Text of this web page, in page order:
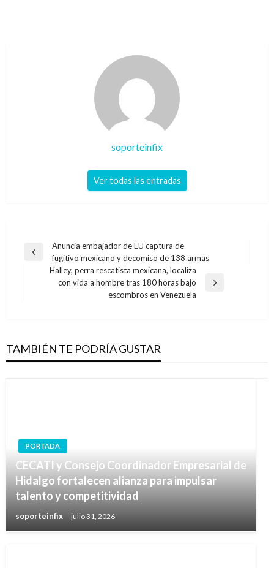
soporteinfix
Ver todas las entradas
Navegación
entradas
Entrada
anterior
Anuncia embajador de EU captura de
fugitivo mexicano y decomiso de 138 armas
Entrada
Halley, perra rescatista mexicana, localiza
con vida a hombre tras 180 horas bajo
escombros en Venezuela
TAMBIÉN TE PODRÍA GUSTAR
PORTADA
CECATI y Consejo Coordinador Empresarial de
Hidalgo fortalecen alianza para impulsar
talento y competitividad
soporteinfix julio 31, 2026